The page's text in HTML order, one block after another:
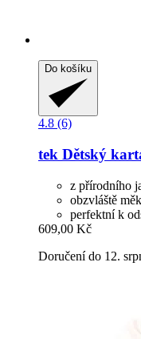
Do košíku
4.8 (6)
tek Dětský
z přírodního
obzvláště
perfektní k
609,00 Kč
Doručení do 12.